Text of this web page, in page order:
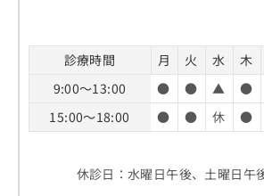
診療時間 月 火 水 木
9:00～13:00
● ● ▲ ●
15:00～18:00
● ● 休 ●
休診日：水曜日午後、土曜日午